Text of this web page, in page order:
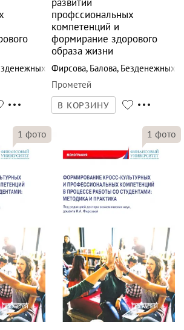
профссиональных
компетенций и
формирание здорового
образа жизни
Фирсова, Балова, Безденежных
Прометей
В КОРЗИНУ
1 фото 1 фото